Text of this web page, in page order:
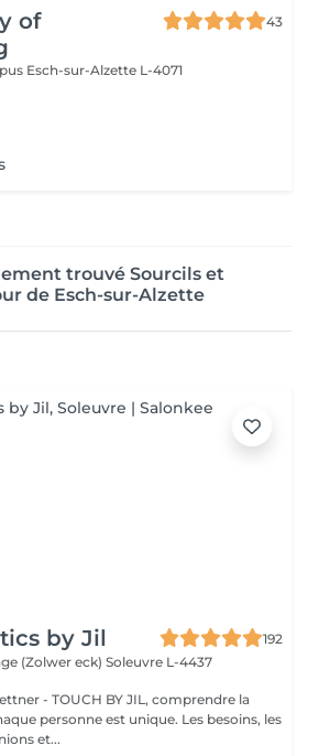
of
43
Esch-sur-Alzette L-4071
trouvé Sourcils et
de Esch-sur-Alzette
by Jil
192
(Zolwer eck) Soleuvre L-4437
- TOUCH BY JIL, comprendre la
personne est unique. Les besoins, les
et...